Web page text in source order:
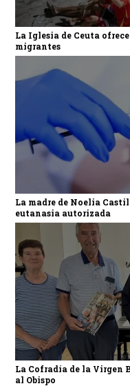
La Iglesia de Ceuta
migrantes
La madre de Noelia
eutanasia autorizada
La Cofradía de la Virgen
al Obispo